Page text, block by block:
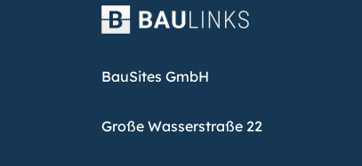
BauSites GmbH
Große Wasserstraße 22